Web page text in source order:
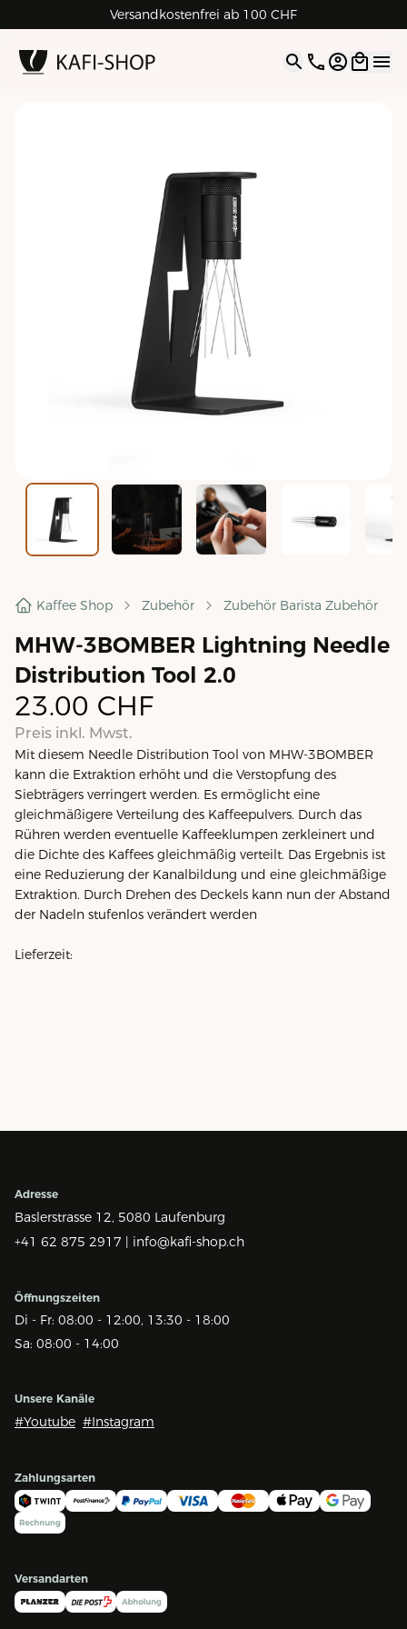
Versandkostenfrei ab 100 CHF
4.9| 5.0 Google
Open
Kaffee Shop Zubehör Zubehör Barista Zubehör
MHW-3BOMBER Lightning Needle
Distribution Tool 2.0
23.00 CHF
Preis inkl. Mwst.
Mit diesem Needle Distribution Tool von MHW-3BOMBER
kann die Extraktion erhöht und die Verstopfung des
Siebträgers verringert werden. Es ermöglicht eine
gleichmäßigere Verteilung des Kaffeepulvers. Durch das
Rühren werden eventuelle Kaffeeklumpen zerkleinert und
die Dichte des Kaffees gleichmäßig verteilt. Das Ergebnis ist
eine Reduzierung der Kanalbildung und eine gleichmäßige
Extraktion. Durch Drehen des Deckels kann nun der Abstand
der Nadeln stufenlos verändert werden
Lieferzeit:
Adresse
Baslerstrasse 12, 5080 Laufenburg
+41 62 875 2917 | info@kafi-shop.ch
Öffnungszeiten
Di - Fr: 08:00 - 12:00, 13:30 - 18:00
Sa: 08:00 - 14:00
Unsere Kanäle
#Youtube #Instagram
Zahlungsarten
Versandarten